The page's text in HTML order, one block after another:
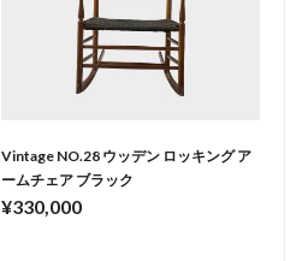
Vintage NO.28 ウッデン ロッキング ア
ームチェア ブラック
¥330,000